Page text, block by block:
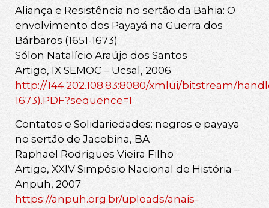
Aliança e Resistência no sertão da Bahia: O
envolvimento dos Payayá na Guerra dos
Bárbaros (1651-1673)
Sólon Natalício Araújo dos Santos
Artigo, IX SEMOC – Ucsal, 2006
http://144.202.108.83:8080/xmlui/bitstream/
1673).PDF?sequence=1
Contatos e Solidariedades: negros e payaya
no sertão de Jacobina, BA
Raphael Rodrigues Vieira Filho
Artigo, XXIV Simpósio Nacional de História –
Anpuh, 2007
https://anpuh.org.br/uploads/anais-